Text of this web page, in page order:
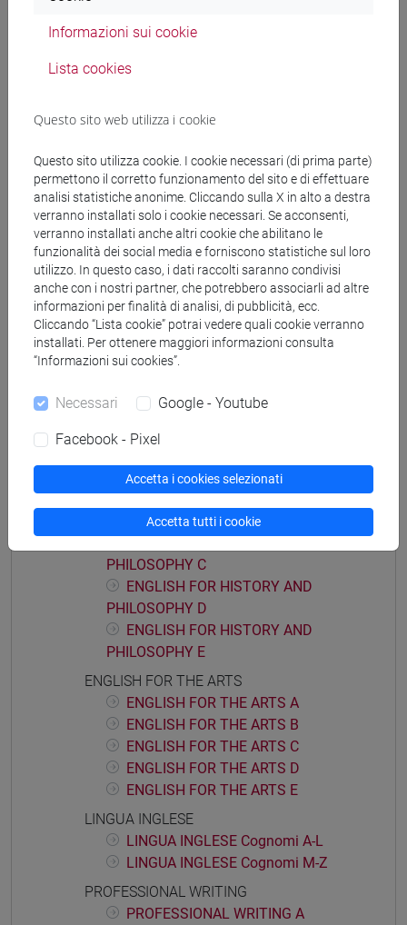
percorso comune
ACADEMIC WRITING [FT0130]
Struttura generale dell'insegnamento
LINGUA INGLESE
ACADEMIC WRITING
ACADEMIC WRITING A
ACADEMIC WRITING B
ACADEMIC WRITING D
ENGLISH FOR HISTORY AND PHILOSOPHY
PHILOSOPHY A
ENGLISH FOR HISTORY AND
PHILOSOPHY B
PHILOSOPHY C
ENGLISH FOR HISTORY AND
PHILOSOPHY D
ENGLISH FOR HISTORY AND
PHILOSOPHY E
ENGLISH FOR THE ARTS
ENGLISH FOR THE ARTS A
ENGLISH FOR THE ARTS B
ENGLISH FOR THE ARTS C
ENGLISH FOR THE ARTS D
ENGLISH FOR THE ARTS E
LINGUA INGLESE
LINGUA INGLESE Cognomi A-L
LINGUA INGLESE Cognomi M-Z
PROFESSIONAL WRITING
PROFESSIONAL WRITING A
Informazioni sui cookie
Lista cookies
Questo sito web utilizza i cookie
Questo sito utilizza cookie. I cookie necessari (di prima parte)
permettono il corretto funzionamento del sito e di effettuare
analisi statistiche anonime. Cliccando sulla X in alto a destra
verranno installati solo i cookie necessari. Se acconsenti,
verranno installati anche altri cookie che abilitano le
funzionalità dei social media e forniscono statistiche sul loro
utilizzo. In questo caso, i dati raccolti saranno condivisi
anche con i nostri partner, che potrebbero associarli ad altre
informazioni per finalità di analisi, di pubblicità, ecc.
Cliccando “Lista cookie” potrai vedere quali cookie verranno
installati. Per ottenere maggiori informazioni consulta
“Informazioni sui cookies”.
Necessari Google - Youtube
Facebook - Pixel
Accetta i cookies selezionati
Accetta tutti i cookie